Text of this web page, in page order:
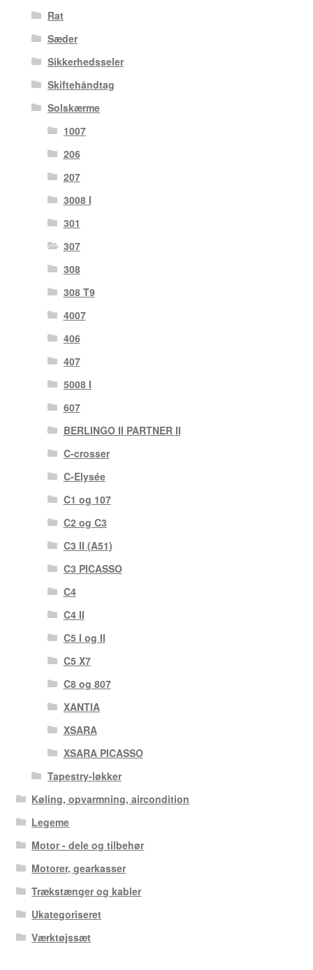
Rat
Sæder
Sikkerhedsseler
Skiftehåndtag
Solskærme
1007
206
207
3008 I
301
307
308
308 T9
4007
406
407
5008 I
607
BERLINGO II PARTNER II
C-crosser
C-Elysée
C1 og 107
C2 og C3
C3 II (A51)
C3 PICASSO
C4
C4 II
C5 I og II
C5 X7
C8 og 807
XANTIA
XSARA
XSARA PICASSO
Tapestry-løkker
Køling, opvarmning, aircondition
Legeme
Motor - dele og tilbehør
Motorer, gearkasser
Trækstænger og kabler
Ukategoriseret
Værktøjssæt